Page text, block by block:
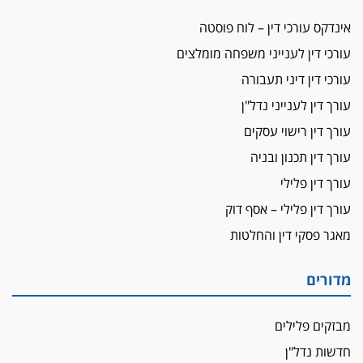
אשם
עו"ד הלל בבייב הורשע בהונאת עשרות לקוחות,
ההסדר: 7-9 שנות מאסר
דין ומקרקעין
עורך דין ברמת השרון נחקר בחשד למרמה בעסקת
נדל"ן
"אני מכינה 5-6 ג'וינטים ביום"
תובעת משטרתית פוטרה בחשד לעישון סמים
שנחשף בפעילות בלשים בטלגרם
לא בכל יום
הכנסת אישרה
איבה
איתות מירושלים
אינדקס עורכי דין – לוח פוסטה
עורכי דין לענייני משפחה מומלצים
עורכי דין דיני תעבורה
עורך דין לענייני נדל"ן
עורך דין רישוי עסקים
עורך דין תכנון ובניה
עורך דין פלילי
עורך דין פלילי – אסף דוק
מאגר פסקי דין והחלטות
מדורים
מבזקים פלילים
חדשות נדל"ן